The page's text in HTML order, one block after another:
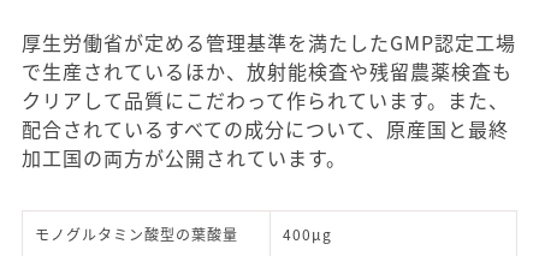
厚生労働省が定める管理基準を満たしたGMP認定工場
で生産されているほか、放射能検査や残留農薬検査も
クリアして品質にこだわって作られています。また、
配合されているすべての成分について、原産国と最終
加工国の両方が公開されています。
モノグルタミン酸型の葉酸量 400μg